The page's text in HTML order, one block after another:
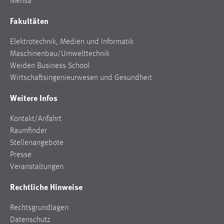
Fakultäten
Elektrotechnik, Medien und Informatik
Maschinenbau/Umwelttechnik
Weiden Business School
Wirtschaftsingenieurwesen und Gesundheit
Weitere Infos
Kontakt/Anfahrt
Raumfinder
Stellenangebote
Presse
Veranstaltungen
Rechtliche Hinweise
Rechtsgrundlagen
Datenschutz
3 Monate
Facebook Pixel
_fbp
Anbieter:
Facebook
Zweck:
3 Monate